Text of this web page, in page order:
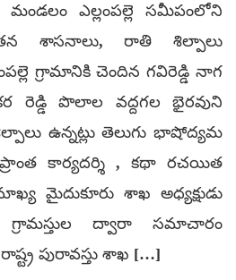
మండలం ఎల్లంపల్లె సమీపంలోని
శాసనాలు, రాతి శిల్పాలు
గ్రామానికి చెందిన గవిరెడ్డి నాగ
రెడ్డి పొలాల వద్దగల భైరవుని
ఉన్నట్లు తెలుగు భాషోద్యమ
కార్యదర్శి , కథా రచయిత
మైదుకూరు శాఖ అధ్యక్షుడు
ద్వారా సమాచారం
పురావస్తు శాఖ […]